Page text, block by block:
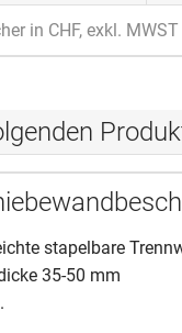
in CHF, exkl. MWST
stapelbare
35-50 mm